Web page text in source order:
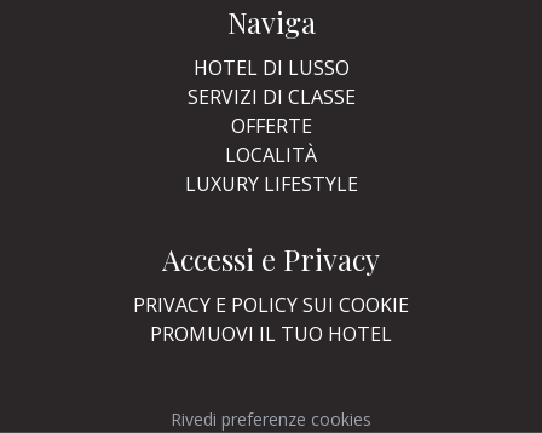
Naviga
HOTEL DI LUSSO
SERVIZI DI CLASSE
OFFERTE
LOCALITÀ
LUXURY LIFESTYLE
Accessi e Privacy
PRIVACY E POLICY SUI COOKIE
PROMUOVI IL TUO HOTEL
Rivedi preferenze cookies